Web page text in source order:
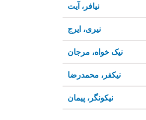
نیافر، آیت
نیری، ایرج
نیک خواه، مرجان
نیکفر، محمدرضا
نیکونگر، پیمان